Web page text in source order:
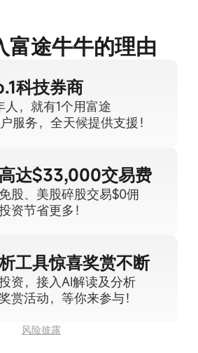
富途牛牛的理由
科技券商
人，就有1个用富途
服务，全天候提供支援！
达$33,000交易费
股、美股碎股交易$0佣
资节省更多！
工具惊喜奖赏不断
资，接入AI解读及分析
赏活动，等你来参与！
风险披露